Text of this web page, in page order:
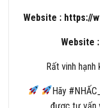
Website : https://
Website :
Rất vinh
Hãy #